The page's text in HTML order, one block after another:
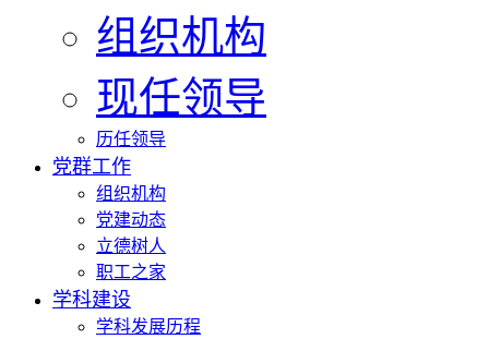
组织机构
现任领导
历任领导
党群工作
组织机构
党建动态
立德树人
职工之家
学科建设
学科发展历程